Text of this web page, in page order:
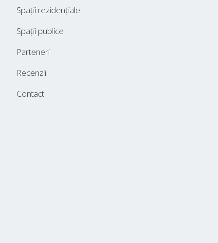
Spații rezidențiale
Spații publice
Parteneri
Recenzii
Contact